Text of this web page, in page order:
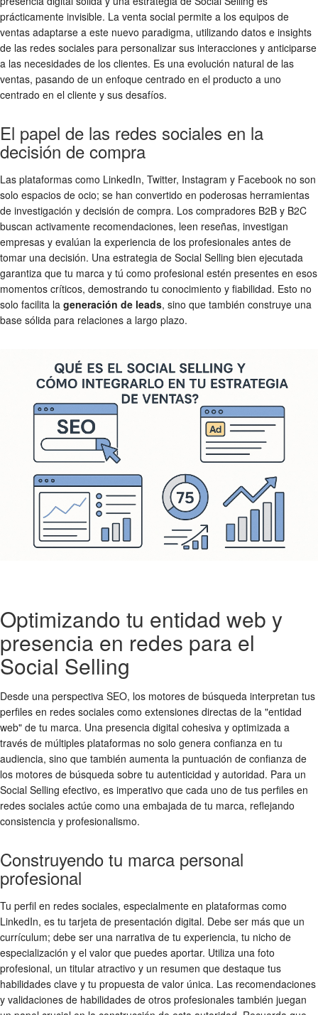
prácticamente invisible. La venta social permite a los equipos de
ventas adaptarse a este nuevo paradigma, utilizando datos e insights
de las redes sociales para personalizar sus interacciones y anticiparse
a las necesidades de los clientes. Es una evolución natural de las
ventas, pasando de un enfoque centrado en el producto a uno
centrado en el cliente y sus desafíos.
El papel de las redes sociales en la
decisión de compra
Las plataformas como LinkedIn, Twitter, Instagram y Facebook no son
solo espacios de ocio; se han convertido en poderosas herramientas
de investigación y decisión de compra. Los compradores B2B y B2C
buscan activamente recomendaciones, leen reseñas, investigan
empresas y evalúan la experiencia de los profesionales antes de
tomar una decisión. Una estrategia de Social Selling bien ejecutada
garantiza que tu marca y tú como profesional estén presentes en esos
momentos críticos, demostrando tu conocimiento y fiabilidad. Esto no
solo facilita la generación de leads, sino que también construye una
base sólida para relaciones a largo plazo.
Optimizando tu entidad web y
presencia en redes para el
Social Selling
Desde una perspectiva SEO, los motores de búsqueda interpretan tus
perfiles en redes sociales como extensiones directas de la "entidad
web" de tu marca. Una presencia digital cohesiva y optimizada a
través de múltiples plataformas no solo genera confianza en tu
audiencia, sino que también aumenta la puntuación de confianza de
los motores de búsqueda sobre tu autenticidad y autoridad. Para un
Social Selling efectivo, es imperativo que cada uno de tus perfiles en
redes sociales actúe como una embajada de tu marca, reflejando
consistencia y profesionalismo.
Construyendo tu marca personal
profesional
Tu perfil en redes sociales, especialmente en plataformas como
LinkedIn, es tu tarjeta de presentación digital. Debe ser más que un
currículum; debe ser una narrativa de tu experiencia, tu nicho de
especialización y el valor que puedes aportar. Utiliza una foto
profesional, un titular atractivo y un resumen que destaque tus
habilidades clave y tu propuesta de valor única. Las recomendaciones
y validaciones de habilidades de otros profesionales también juegan